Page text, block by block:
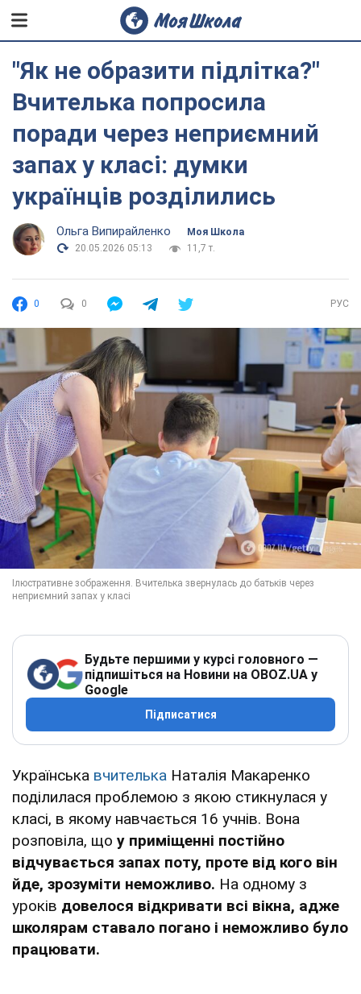
"Як не образити підлітка?"
Вчителька попросила
поради через неприємний
запах у класі: думки
українців розділились
Ольга Випирайленко
Моя Школа
20.05.2026 05:13
11,7 т.
0 0 РУС
Будьте першими у курсі головного —
підпишіться на Новини на OBOZ.UA у
Google
Підписатися
Українська вчителька Наталія Макаренко
поділилася проблемою з якою стикнулася у
класі, в якому навчається 16 учнів. Вона
розповіла, що у приміщенні постійно
відчувається запах поту, проте від кого він
йде, зрозуміти неможливо. На одному з
уроків довелося відкривати всі вікна, адже
школярам ставало погано і неможливо було
працювати.